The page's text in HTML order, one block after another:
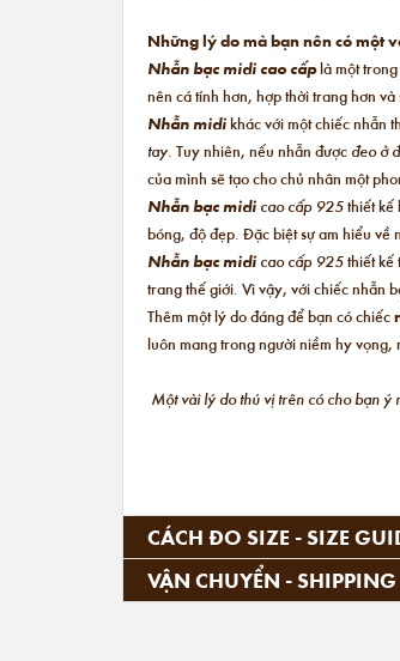
Những lý do mà bạn nên có một
Nhẫn bạc midi cao cấplà một
nên cá tính hơn, hợp thời trang hơn và
Nhẫn midikhác với một chiếc nhẫn
tay.Tuy nhiên, nếu nhẫn đượcđeo ở
của mình sẽ tạo cho chủ nhân một
Nhẫn bạc midicao cấp 925thiết kế
bóng, độ đẹp. Đặc biệt sự am hiểu về
Nhẫn bạc midicao cấp 925thiết kế
trang thế giới. Vì vậy, với chiếc nhẫn
Thêm một lý do đáng để bạn có chiếc
luôn mang trong người niềm hy
Một vài lý do thú vị trên có cho bạn
CÁCH ĐO SIZE - SIZE
VẬN CHUYỂN - SHIPPING